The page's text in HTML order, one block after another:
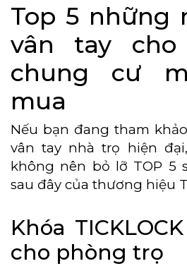
Top 5 những
vân tay
chung cư
mua
Nếu bạn đang tham
vân tay nhà trọ hiện
không nên bỏ lỡ TOP 5
sau đây của thương hiệu
Khóa
cho phòng trọ